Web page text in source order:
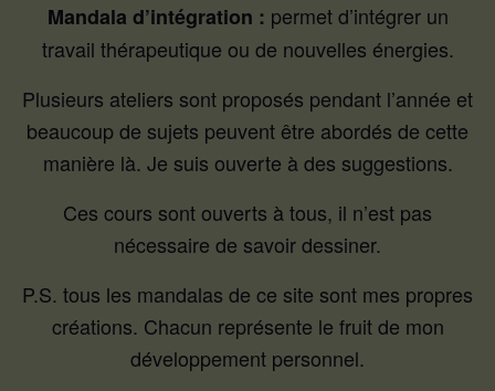
Mandala d’intégration : permet d’intégrer un
travail thérapeutique ou de nouvelles énergies.
Plusieurs ateliers sont proposés pendant l’année et
beaucoup de sujets peuvent être abordés de cette
manière là. Je suis ouverte à des suggestions.
Ces cours sont ouverts à tous, il n’est pas
nécessaire de savoir dessiner.
P.S. tous les mandalas de ce site sont mes propres
créations. Chacun représente le fruit de mon
développement personnel.